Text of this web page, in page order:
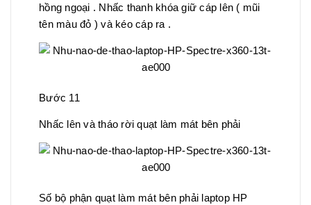
hồng ngoại . Nhấc thanh khóa giữ cáp lên ( mũi
tên màu đỏ ) và kéo cáp ra .
Bước 11
Nhấc lên và tháo rời quạt làm mát bên phải
Số bộ phận quạt làm mát bên phải laptop HP